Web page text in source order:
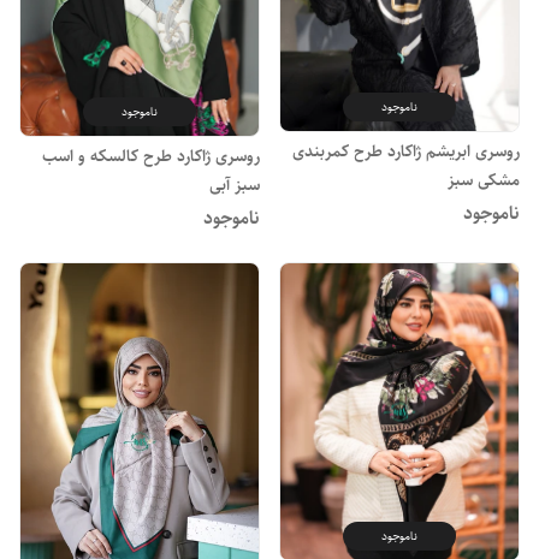
ناموجود
روسری ابریشم ژاکارد طرح کمربندی
مشکی سبز
ناموجود
ناموجود
روسری ژاکارد طرح کالسکه و اسب
سبز آبی
ناموجود
ناموجود